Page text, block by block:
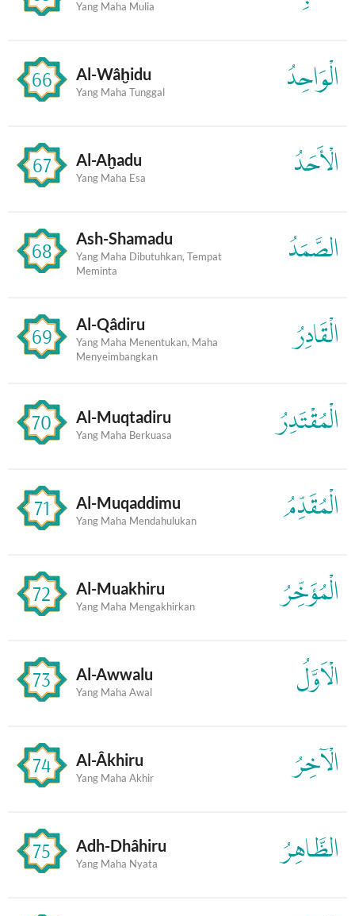
Yang Maha Mulia
66 Al-Wâḫidu
Yang Maha Tunggal الْوَاحِدُ
67 Al-Aḫadu
Yang Maha Esa الْأَحَدُ
68 Ash-Shamadu
Yang Maha Dibutuhkan, Tempat
Meminta
الصَّمَدُ
69 Al-Qâdiru
Yang Maha Menentukan, Maha
Menyeimbangkan
الْقَادِرُ
70 Al-Muqtadiru
Yang Maha Berkuasa الْمُقْتَدِرُ
71 Al-Muqaddimu
Yang Maha Mendahulukan الْمُقَدِّمُ
72 Al-Muakhiru
Yang Maha Mengakhirkan الْمُؤَخِّرُ
73 Al-Awwalu
Yang Maha Awal الْاَوَّلُ
74 Al-Âkhiru
Yang Maha Akhir الْآخِرُ
75 Adh-Dhâhiru
Yang Maha Nyata الظَّاهِرُ